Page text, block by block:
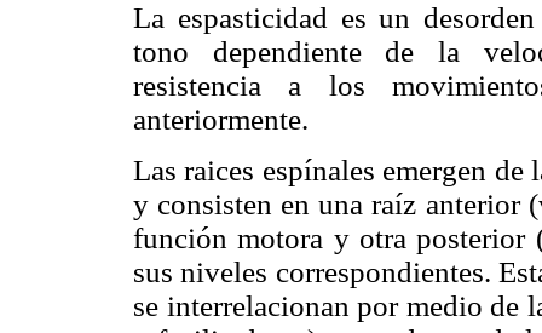
La espasticidad es un
tono dependiente de la
resistencia a los
anteriormente.
Las raices espínales emergen
y consisten en una raíz anterior
función motora y otra posterior
sus niveles correspondientes.
se interrelacionan por medio de